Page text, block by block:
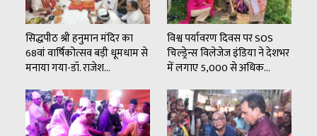
सिद्धपीठ श्री हनुमान मंदिर का
68वां वार्षिकोत्सव बड़ी धूमधाम से
मनाया गया-डॉ. राजेश…
विश्व पर्यावरण दिवस पर SOS
चिल्ड्रेन्स विलेजेज इंडिया ने देशभर
में लगाए 5,000 से अधिक…